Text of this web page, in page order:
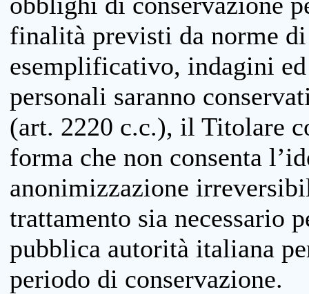
finalità previsti da norme
esemplificativo, indagini
personali saranno
(art. 2220 c.c.), il Titolare
forma che non consenta
anonimizzazione
trattamento sia necessario
pubblica autorità italiana
periodo di conservazione.